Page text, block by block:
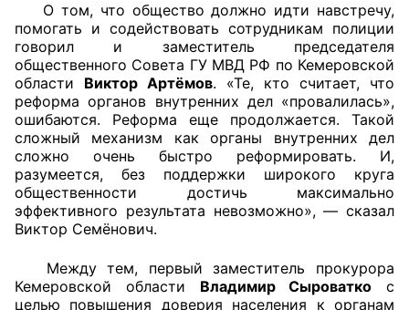
О том, что общество должно идти навстречу,
помогать и содействовать сотрудникам полиции
говорил и заместитель председателя
общественного Совета ГУ МВД РФ по Кемеровской
области Виктор Артёмов. «Те, кто считает, что
реформа органов внутренних дел «провалилась»,
ошибаются. Реформа еще продолжается. Такой
сложный механизм как органы внутренних дел
сложно очень быстро реформировать. И,
разумеется, без поддержки широкого круга
общественности достичь максимально
эффективного результата невозможно», — сказал
Виктор Семёнович.
Между тем, первый заместитель прокурора
Кемеровской области Владимир Сыроватко с
целью повышения доверия населения к органам